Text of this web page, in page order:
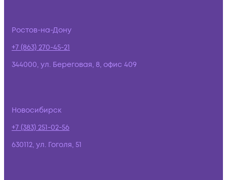
Ростов-на-Дону
+7 (863) 270-45-21
344000, ул. Береговая, 8, офис 409
Новосибирск
+7 (383) 251-02-56
630112, ул. Гоголя, 51